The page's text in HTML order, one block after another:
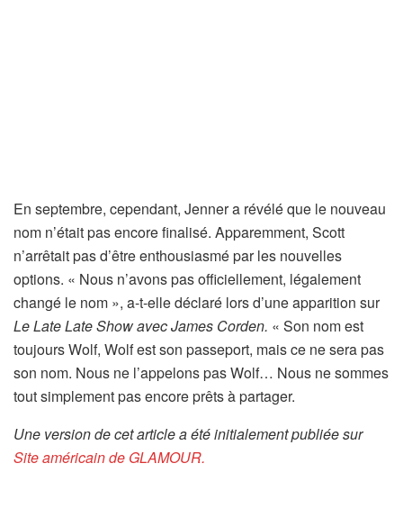
En septembre, cependant, Jenner a révélé que le nouveau
nom n’était pas encore finalisé. Apparemment, Scott
n’arrêtait pas d’être enthousiasmé par les nouvelles
options. « Nous n’avons pas officiellement, légalement
changé le nom », a-t-elle déclaré lors d’une apparition sur
Le Late Late Show avec James Corden. « Son nom est
toujours Wolf, Wolf est son passeport, mais ce ne sera pas
son nom. Nous ne l’appelons pas Wolf… Nous ne sommes
tout simplement pas encore prêts à partager.
Une version de cet article a été initialement publiée sur
Site américain de GLAMOUR.